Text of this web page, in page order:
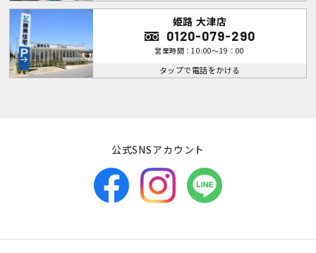
姫路 大津店
0120-079-290
営業時間：10:00～19：00
タップで電話をかける
公式SNSアカウント